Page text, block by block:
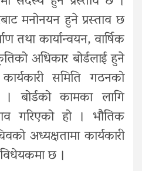
मनोनयन हुने प्रस्ताव छ
तथा कार्यान्वयन, वार्षिक
अधिकार बोर्डलाई हुने
समिति गठनको
बोर्डको कामका लागि
गरिएको हो । भौतिक
अध्यक्षतामा कार्यकारी
छ ।